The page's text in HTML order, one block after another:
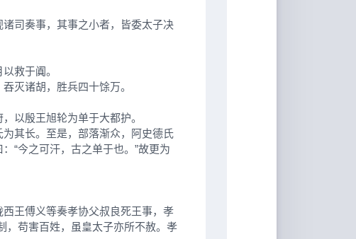
司奏事，其事之小者，皆委太子决
救于阗。
灭诸胡，胜兵四十馀万。
殷王旭轮为单于大都护。
其长。至是，部落渐众，阿史德氏
“今之可汗，古之单于也。”故更为
王傅义等奏孝协父叔良死王事，孝
，苟害百姓，虽皇太子亦所不赦。孝